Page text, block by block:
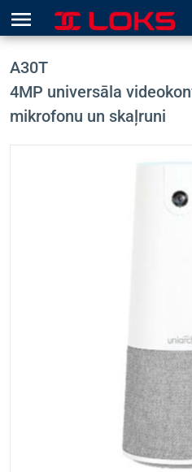
menu
A30T
4MP universāla
mikrofonu un skaļruni